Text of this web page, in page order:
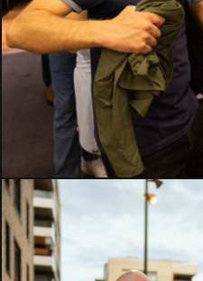
HMLH24-
2605
–
Kopi